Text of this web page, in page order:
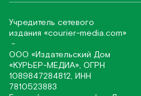
Учредитель сетевого
издания «соurier-media.com»
-
ООО «Издательский Дом
«КУРЬЕР-МЕДИА», ОГРН
1089847284812, ИНН
7810523883